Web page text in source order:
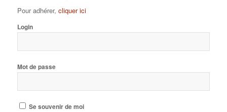
Pour adhérer, cliquer ici
Login
Mot de passe
Se souvenir de moi